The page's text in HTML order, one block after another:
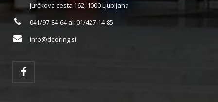
Jurčkova cesta 162, 1000 Ljubljana
041/97-84-64 ali 01/427-14-85
info@dooring.si